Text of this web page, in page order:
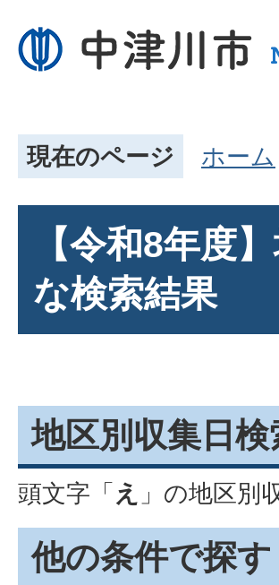
現在のページ ホーム
【令和8年度
な検索結果
地区別収集日検
頭文字「 え 」の地区別
他の条件で探す